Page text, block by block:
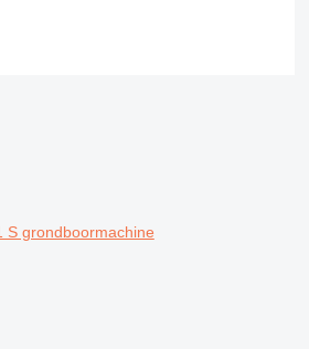
S grondboormachine